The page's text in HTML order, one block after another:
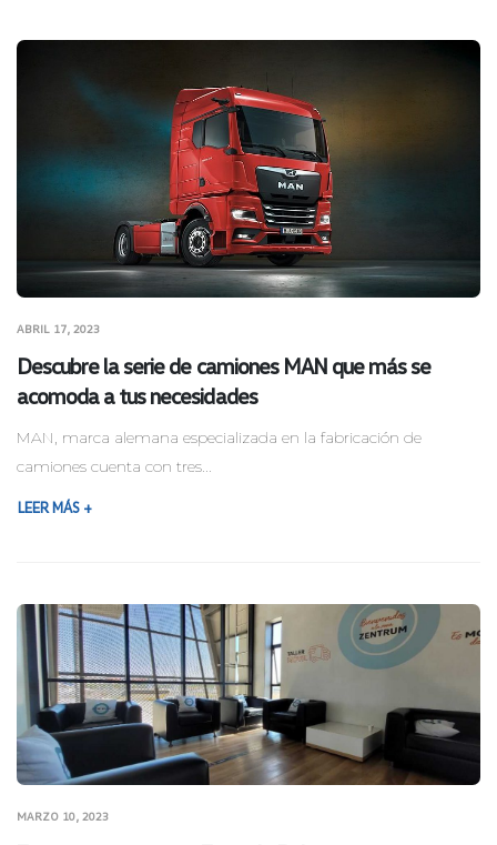
Descubre la serie de camiones MAN que más se
acomoda a tus necesidades
ABRIL 17, 2023
MAN, marca alemana especializada en la fabricación de
camiones cuenta con tres...
LEER MÁS +
MARZO 10, 2023